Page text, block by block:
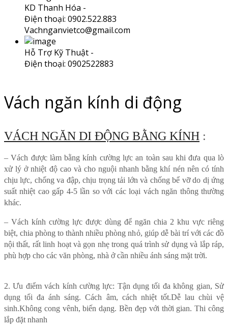
KD Thanh Hóa -
Điện thoại: 0902.522.883
Vachnganvietco@gmail.com
Hỗ Trợ Kỹ Thuật -
Điện thoại: 0902522883
Vách ngăn kính di động
VÁCH NGĂN DI ĐỘNG BẰNG KÍNH :
– Vách được làm bằng kính cường lực an toàn sau khi đưa qua lò
xử lý ở nhiệt độ cao và cho nguội nhanh bằng khí nén nên có tính
chịu lực, chống va đập, chịu trọng tải lớn và chống bể vỡ do dị ứng
suất nhiệt cao gấp 4-5 lần so với các loại vách ngăn thông thường
khác.
– Vách kính cường lực được dùng để ngăn chia 2 khu vực riêng
biệt, chia phòng to thành nhiều phòng nhỏ, giúp dễ bài trí với các đồ
nội thất, rất linh hoạt và gọn nhẹ trong quá trình sử dụng và lắp ráp,
phù hợp cho các văn phòng, nhà ở cần nhiều ánh sáng mặt trời.
2. Ưu điểm vách kính cường lực: Tận dụng tối đa không gian, Sử
dụng tối đa ánh sáng. Cách âm, cách nhiệt tốt.Dễ lau chùi vệ
sinh.Không cong vênh, biến dạng. Bền đẹp với thời gian. Thi công
lắp đặt nhanh